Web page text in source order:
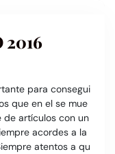
2016
para consegui
que en el se mue
de artículos con un
acordes a la
atentos a qu